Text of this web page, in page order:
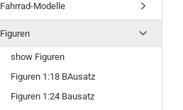
Fahrrad-Modelle
Figuren
show Figuren
Figuren 1:18 BAusatz
Figuren 1:24 Bausatz